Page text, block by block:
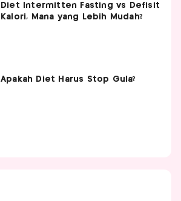
Diet Intermitten Fasting vs Defisit
Kalori, Mana yang Lebih Mudah?
Apakah Diet Harus Stop Gula?